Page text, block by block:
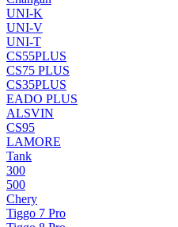
UNI-K
UNI-V
UNI-T
CS55PLUS
CS75 PLUS
CS35PLUS
EADO PLUS
ALSVIN
CS95
LAMORE
Tank
300
500
Chery
Tiggo 7 Pro